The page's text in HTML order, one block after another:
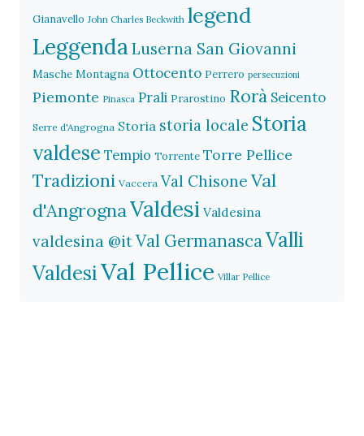
Gianavello John Charles Beckwith legend
Leggenda Luserna San Giovanni
Masche Montagna Ottocento Perrero persecuzioni
Piemonte Pinasca Prali Prarostino Rorà Seicento
Serre d'Angrogna Storia storia locale Storia
valdese Tempio Torrente Torre Pellice
Tradizioni Vaccera Val Chisone Val
d'AngrognaValdesi Valdesina
valdesina @itVal GermanascaValli
ValdesiVal Pellice Villar Pellice